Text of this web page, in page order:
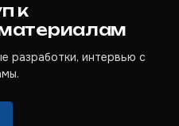
к
разработки, интервью с